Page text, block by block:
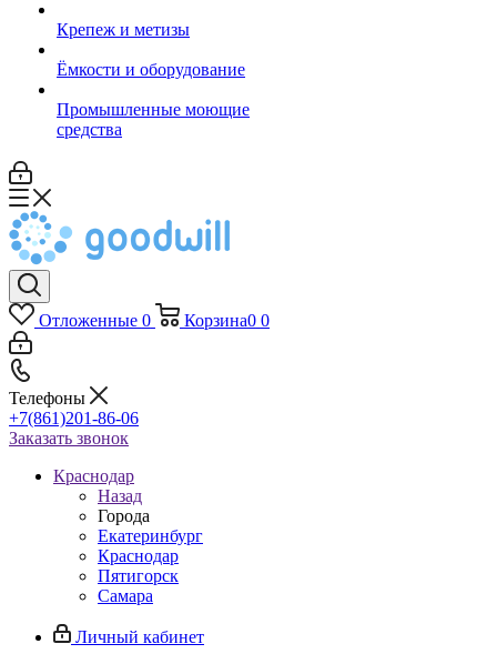
Крепеж и метизы
Ёмкости и оборудование
Промышленные моющие
средства
Отложенные 0 Корзина0 0
Телефоны
+7(861)201-86-06
Заказать звонок
Краснодар
Назад
Города
Екатеринбург
Краснодар
Пятигорск
Самара
Личный кабинет